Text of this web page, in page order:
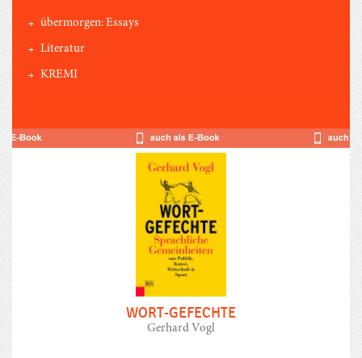
übermorgen: Essays
Literatur
KREMI
WORT-GEFECHTE
Gerhard Vogl